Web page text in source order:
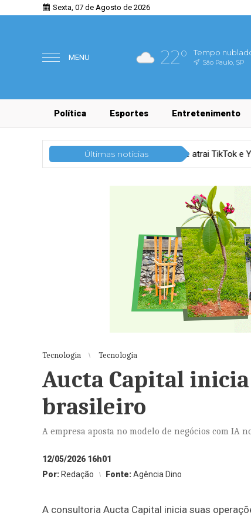
Sexta, 07 de Agosto de 2026
MENU 22° Tempo
São Paulo, SP
Política Esportes Entretenimento
Últimas notícias
commerce cresce e atrai TikTok e YouTube Shop
Tecnologia Tecnologia
Aucta Capital
brasileiro
A empresa aposta no modelo de negócios com IA
12/05/2026 16h01
Por: Redação Fonte:Agência Dino
A consultoria Aucta Capital inicia suas